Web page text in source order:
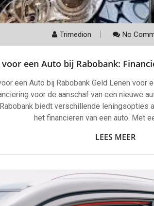
Trimedion No
voor een Auto bij Rabobank:
een Auto bij Rabobank Geld Lenen voor
voor de aanschaf van een nieuwe
biedt verschillende leningsopties
het financieren van een auto. Met
LEES MEER